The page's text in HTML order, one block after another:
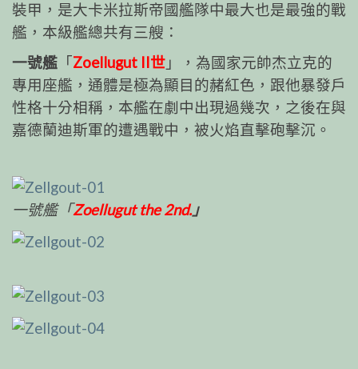
裝甲，是大卡米拉斯帝國艦隊中最大也是最強的戰
艦，本級艦總共有三艘：
一號艦 「Zoellugut II世 」，為國家元帥杰立克的
專用座艦，通體是極為顯目的赭紅色，跟他暴發戶
性格十分相稱，本艦在劇中出現過幾次，之後在與
嘉德蘭迪斯軍的遭遇戰中，被火焰直擊砲擊沉。
一號艦「Zoellugut the 2nd.」